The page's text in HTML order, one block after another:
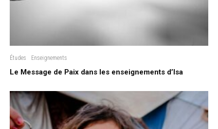
Études Enseignements
Le Message de Paix dans les enseignements d’Isa